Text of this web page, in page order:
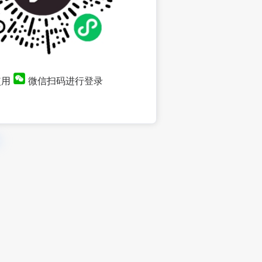
微信扫码进行登录